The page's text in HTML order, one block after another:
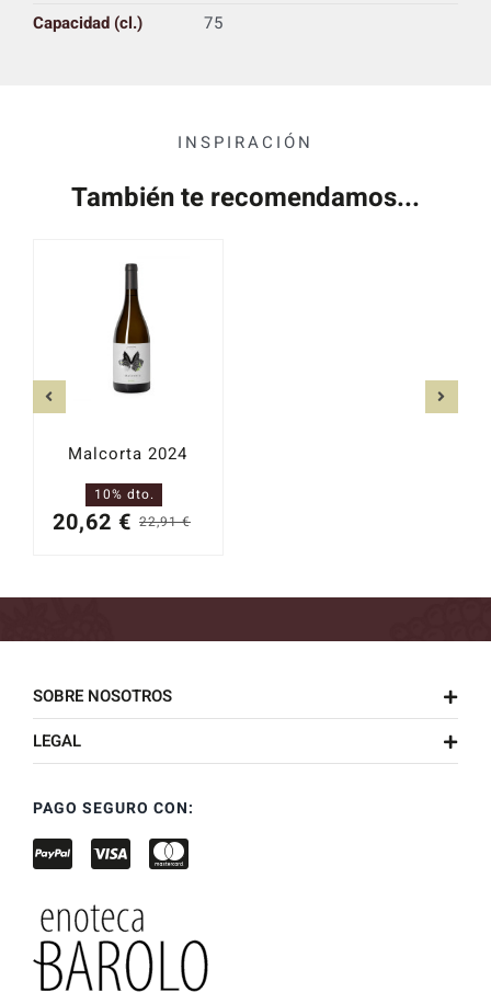
Capacidad (cl.)
75
INSPIRACIÓN
También te recomendamos...
Malcorta 2024
22,91€
original
20,62 €
actual
10% dto.
SOBRE NOSOTROS
LEGAL
PAGO SEGURO CON: